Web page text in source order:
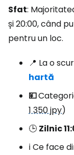
Sfat:
și 20:00, când
pentru un loc.
📍 La o
hartă
💴
1 350 jpy)
🕒 Zilnic
ℹ️ Ce face